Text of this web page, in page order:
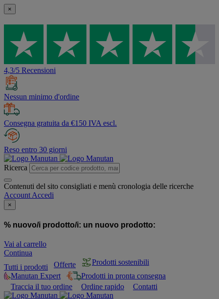
×
4,3/5 Recensioni
Nessun minimo d'ordine
Consegna gratuita da €150 IVA escl.
Reso entro 30 giorni
Ricerca
Contenuti del sito consigliati e menù cronologia delle ricerche
Account Accedi
×
% nuovo/i prodotto/i: un nuovo prodotto:
Vai al carrello
Continua
Tutti i prodotti
Offerte
Prodotti sostenibili
Manutan Expert
Prodotti in pronta consegna
Traccia il tuo ordine
Ordine rapido Contatti